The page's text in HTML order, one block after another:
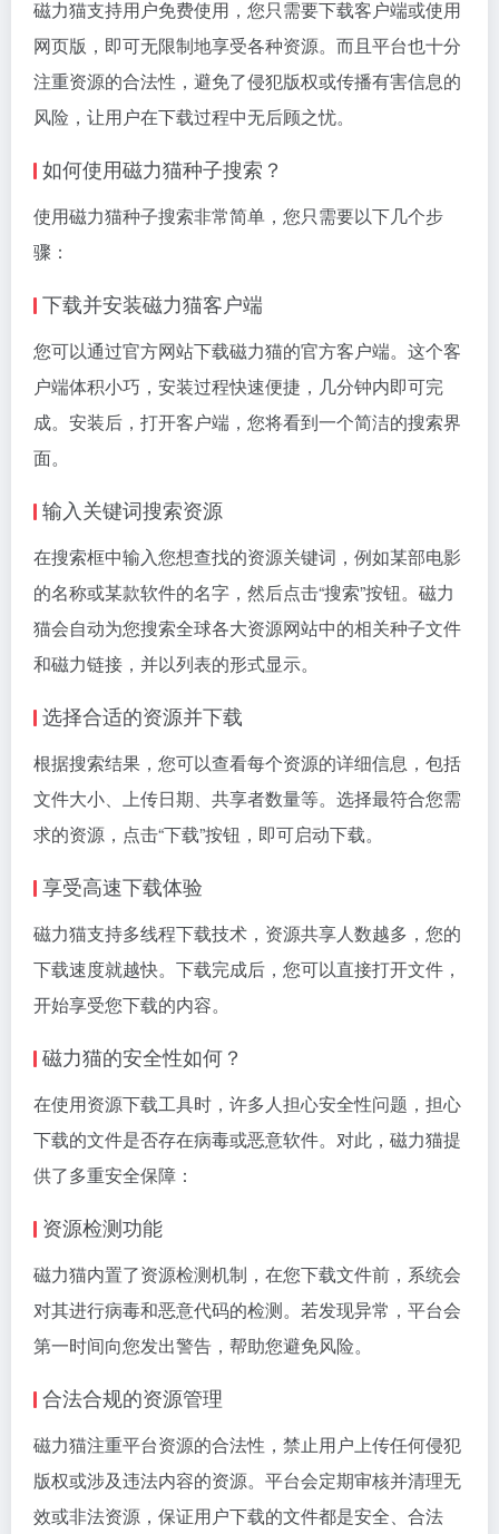
磁力猫支持用户免费使用，您只需要下载客户端或使用
网页版，即可无限制地享受各种资源。而且平台也十分
注重资源的合法性，避免了侵犯版权或传播有害信息的
风险，让用户在下载过程中无后顾之忧。
如何使用磁力猫种子搜索？
使用磁力猫种子搜索非常简单，您只需要以下几个步
骤：
下载并安装磁力猫客户端
您可以通过官方网站下载磁力猫的官方客户端。这个客
户端体积小巧，安装过程快速便捷，几分钟内即可完
成。安装后，打开客户端，您将看到一个简洁的搜索界
面。
输入关键词搜索资源
在搜索框中输入您想查找的资源关键词，例如某部电影
的名称或某款软件的名字，然后点击“搜索”按钮。磁力
猫会自动为您搜索全球各大资源网站中的相关种子文件
和磁力链接 ，并以列表的形式显示。
选择合适的资源并下载
根据搜索结果，您可以查看每个资源的详细信息，包括
文件大小、上传日期、共享者数量等。选择最符合您需
求的资源，点击“下载”按钮，即可启动下载。
享受高速下载体验
磁力猫支持多线程下载技术，资源共享人数越多，您的
下载速度就越快。下载完成后，您可以直接打开文件，
开始享受您下载的内容。
磁力猫的安全性如何？
在使用资源下载工具时，许多人担心安全性问题，担心
下载的文件是否存在病毒或恶意软件。对此，磁力猫提
供了多重安全保障：
资源检测功能
磁力猫内置了资源检测机制，在您下载文件前，系统会
对其进行病毒和恶意代码的检测。若发现异常，平台会
第一时间向您发出警告，帮助您避免风险。
合法合规的资源管理
磁力猫注重平台资源的合法性，禁止用户上传任何侵犯
版权或涉及违法内容的资源。平台会定期审核并清理无
效或非法资源，保证用户下载的文件都是安全、合法